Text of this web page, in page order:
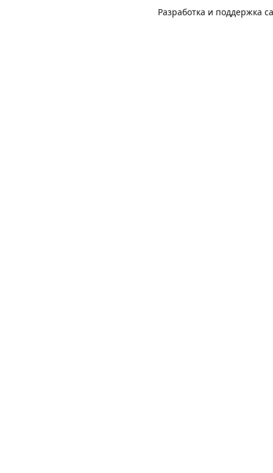
Разработка и поддержка